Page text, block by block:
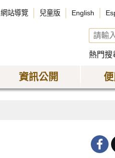
網站導覽 兒童版 English
熱門搜
資訊公開